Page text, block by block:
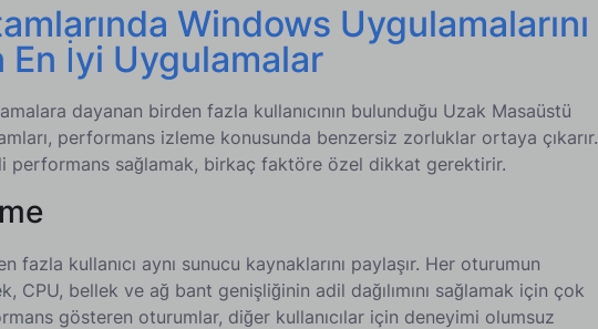
Windows Uygulamalarını
En İyi Uygulamalar
dayanan birden fazla kullanıcının bulunduğu Uzak Masaüstü
performans izleme konusunda benzersiz zorluklar ortaya çıkarır.
performans sağlamak, birkaç faktöre özel dikkat gerektirir.
fazla kullanıcı aynı sunucu kaynaklarını paylaşır. Her oturumun
CPU, bellek ve ağ bant genişliğinin adil dağılımını sağlamak için çok
gösteren oturumlar, diğer kullanıcılar için deneyimi olumsuz